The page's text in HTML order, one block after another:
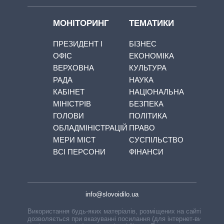
МОНІТОРИНГ
ПРЕЗИДЕНТ І
ОФІС
ВЕРХОВНА
РАДА
КАБІНЕТ
МІНІСТРІВ
ГОЛОВИ
ОБЛАДМІНІСТРАЦІЙ
МЕРИ МІСТ
ВСІ ПЕРСОНИ
ТЕМАТИКИ
БІЗНЕС
ЕКОНОМІКА
КУЛЬТУРА
НАУКА
НАЦІОНАЛЬНА
БЕЗПЕКА
ПОЛІТИКА
ПРАВО
СУСПІЛЬСТВО
ФІНАНСИ
info@slovoidilo.ua
Використання будь-яких матеріалів, розміщених на сайті,
дозволяється при вказуванні посилання (для інтернет-видань